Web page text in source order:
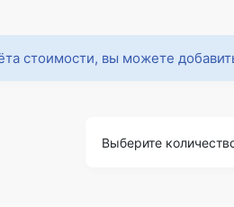
стоимости, вы можете
Выберите